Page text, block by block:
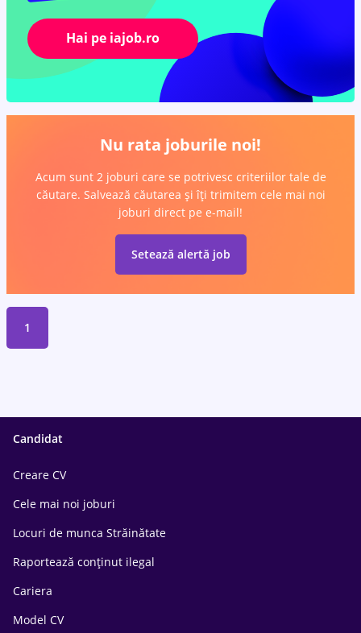
Hai pe iajob.ro
Nu rata joburile noi!
Acum sunt 2 joburi care se potrivesc criteriilor tale de
căutare. Salvează căutarea și îți trimitem cele mai noi
joburi direct pe e-mail!
Setează alertă job
1
Candidat
Creare CV
Cele mai noi joburi
Locuri de munca Străinătate
Raportează conținut ilegal
Cariera
Model CV